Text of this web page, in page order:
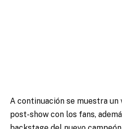
A continuación se muestra un
post-show con los fans,